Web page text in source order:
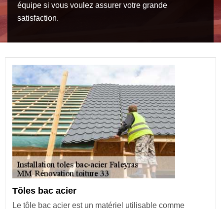
équipe si vous voulez assurer votre grande
satisfaction.
Tôles bac acier
Le tôle bac acier est un matériel utilisable comme